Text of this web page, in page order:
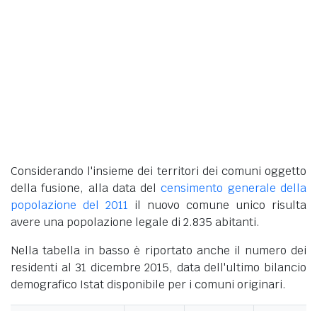
Considerando l'insieme dei territori dei comuni oggetto
della fusione, alla data delcensimento generale della
popolazione del 2011 il nuovo comune unico risulta
avere una popolazione legale di 2.835 abitanti.
Nella tabella in basso è riportato anche il numero dei
residenti al 31 dicembre 2015, data dell'ultimo bilancio
demografico Istat disponibile per i comuni originari.